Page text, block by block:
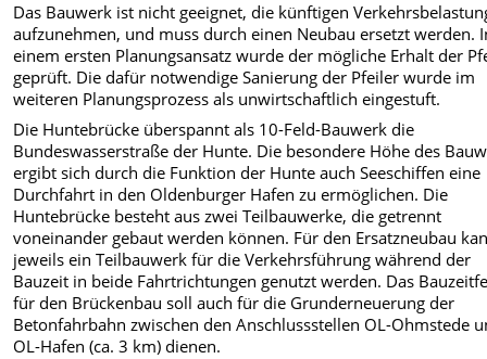
Das Bauwerk ist nicht geeignet, die künftigen
aufzunehmen, und muss durch einen Neubau ersetzt werden.
einem ersten Planungsansatz wurde der mögliche Erhalt der
geprüft. Die dafür notwendige Sanierung der Pfeiler wurde im
weiteren Planungsprozess als unwirtschaftlich eingestuft.
Die Huntebrücke überspannt als 10-Feld-Bauwerk die
Bundeswasserstraße der Hunte. Die besondere Höhe des
ergibt sich durch die Funktion der Hunte auch Seeschiffen eine
Durchfahrt in den Oldenburger Hafen zu ermöglichen. Die
Huntebrücke besteht aus zwei Teilbauwerke, die getrennt
voneinander gebaut werden können. Für den Ersatzneubau
jeweils ein Teilbauwerk für die Verkehrsführung während der
Bauzeit in beide Fahrtrichtungen genutzt werden. Das
für den Brückenbau soll auch für die Grunderneuerung der
Betonfahrbahn zwischen den Anschlussstellen OL-Ohmstede
OL-Hafen (ca. 3 km) dienen.